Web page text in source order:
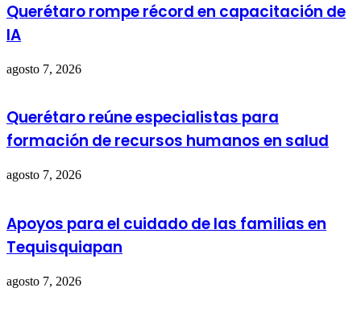
Querétaro rompe récord en capacitación de
IA
agosto 7, 2026
Querétaro reúne especialistas para
formación de recursos humanos en salud
agosto 7, 2026
Apoyos para el cuidado de las familias en
Tequisquiapan
agosto 7, 2026